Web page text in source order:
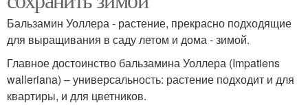
Бальзамин Уоллера - растение, прекрасно подходящие
для выращивания в саду летом и дома - зимой.
Главное достоинство бальзамина Уоллера (Impatiens
walleriana) – универсальность: растение подходит и для
квартиры, и для цветников.